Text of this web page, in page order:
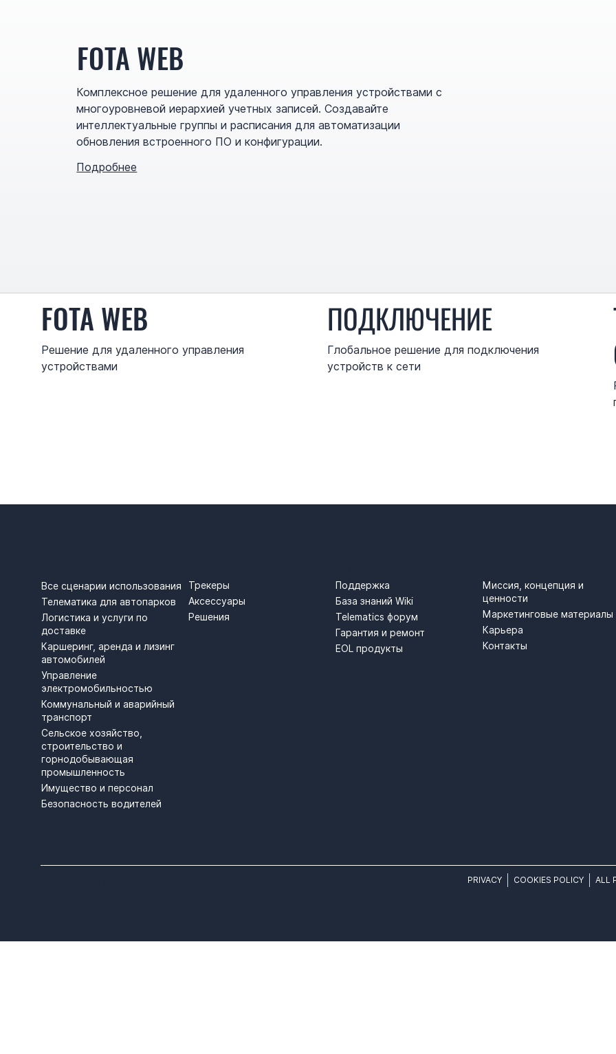
FOTA WEB
Комплексное решение для удаленного управления устройствами с
многоуровневой иерархией учетных записей. Создавайте
интеллектуальные группы и расписания для автоматизации
обновления встроенного ПО и конфигурации.
Подробнее
FOTA WEB
Решение для удаленного управления
устройствами
ПОДКЛЮЧЕНИЕ
Глобальное решение для подключения
устройств к сети
СЦЕНАРИИ ИСПОЛЬЗОВАНИЯ
Все сценарии использования
Телематика для автопарков
Логистика и услуги по
доставке
Каршеринг, аренда и лизинг
автомобилей
Управление
электромобильностью
Коммунальный и аварийный
транспорт
Сельское хозяйство,
строительство и
горнодобывающая
промышленность
Имущество и персонал
Безопасность водителей
ПРОДУКТЫ
Трекеры
Аксессуары
Решения
ПОДДЕРЖКА
Поддержка
База знаний Wiki
Telematics форум
Гарантия и ремонт
EOL продукты
О НАС
Миссия, концепция и
ценности
Маркетинговые материалы
Карьера
Контакты
PRIVACY COOKIES POLICY ALL